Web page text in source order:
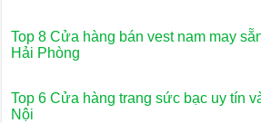
Top 8 Cửa hàng bán vest nam may
Hải Phòng
Top 6 Cửa hàng trang sức bạc uy tín
Nội